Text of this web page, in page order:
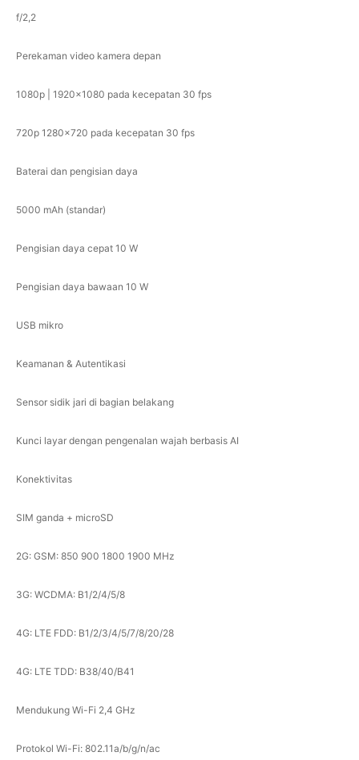
f/2,2
Perekaman video kamera depan
1080p | 1920x1080 pada kecepatan 30 fps
720p 1280x720 pada kecepatan 30 fps
Baterai dan pengisian daya
5000 mAh (standar)
Pengisian daya cepat 10 W
Pengisian daya bawaan 10 W
USB mikro
Keamanan & Autentikasi
Sensor sidik jari di bagian belakang
Kunci layar dengan pengenalan wajah berbasis AI
Konektivitas
SIM ganda + microSD
2G: GSM: 850 900 1800 1900 MHz
3G: WCDMA: B1/2/4/5/8
4G: LTE FDD: B1/2/3/4/5/7/8/20/28
4G: LTE TDD: B38/40/B41
Mendukung Wi-Fi 2,4 GHz
Protokol Wi-Fi: 802.11a/b/g/n/ac